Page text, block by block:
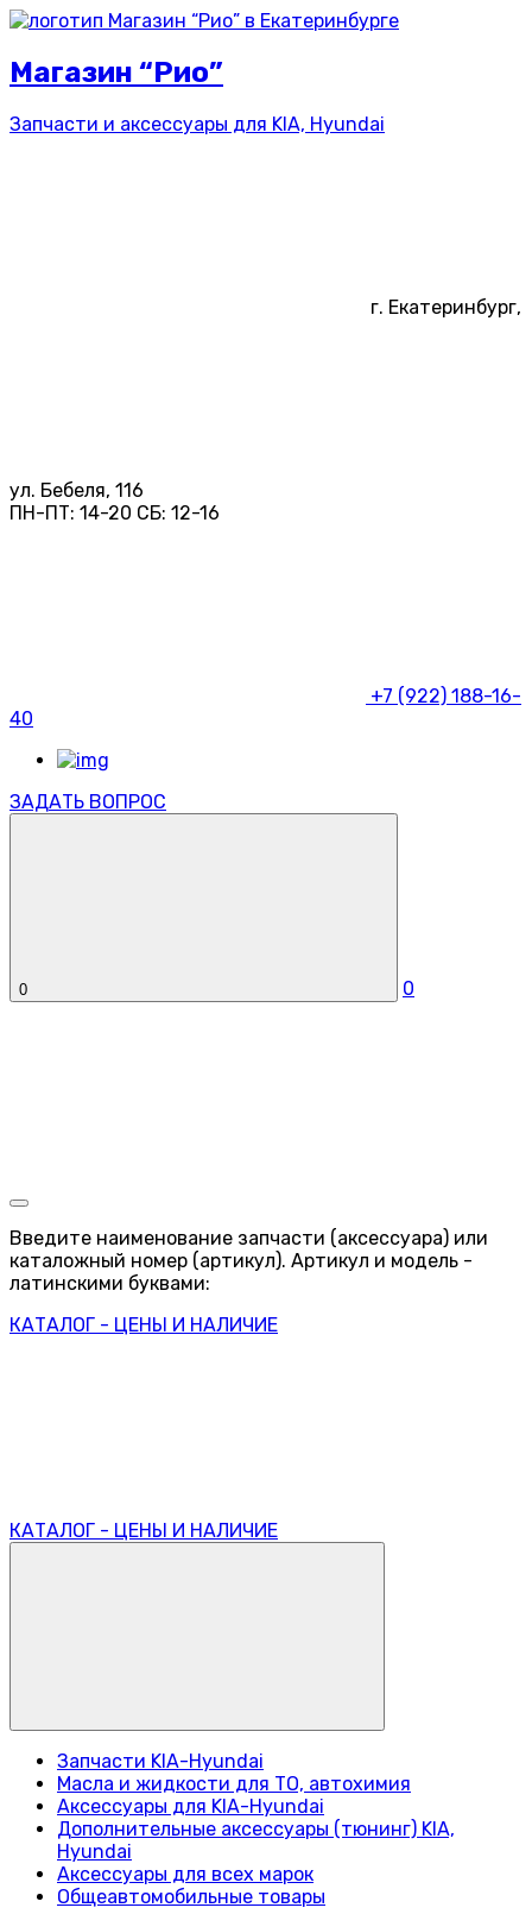
Магазин “Рио”
Запчасти и аксессуары для KIA, Hyundai
г. Екатеринбург,
ул. Бебеля, 116
ПН-ПТ: 14-20 СБ: 12-16
+7 (922) 188-16-
40
ЗАДАТЬ ВОПРОС
0 0
Введите наименование запчасти (аксессуара) или
каталожный номер (артикул). Артикул и модель -
латинскими буквами:
КАТАЛОГ - ЦЕНЫ И НАЛИЧИЕ
КАТАЛОГ - ЦЕНЫ И НАЛИЧИЕ
Запчасти KIA-Hyundai
Масла и жидкости для ТО, автохимия
Аксессуары для KIA-Hyundai
Дополнительные аксессуары (тюнинг) KIA,
Hyundai
Аксессуары для всех марок
Общеавтомобильные товары